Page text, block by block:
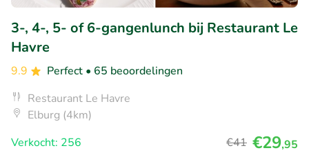
3-, 4-, 5- of 6-gangenlunch bij Restaurant Le
Havre
9.9 Perfect • 65 beoordelingen
Restaurant Le Havre
Elburg (4km)
Verkocht: 256
€41 €29,95